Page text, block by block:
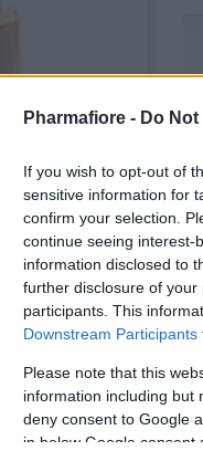
Pharmafiore - Do
If you wish to opt-out of
sensitive information for
confirm your selection.
continue seeing interest-
information disclosed to
further disclosure of your
participants. This
Downstream Participants
Please note that this
information including but
deny consent to Google
in below Google consent